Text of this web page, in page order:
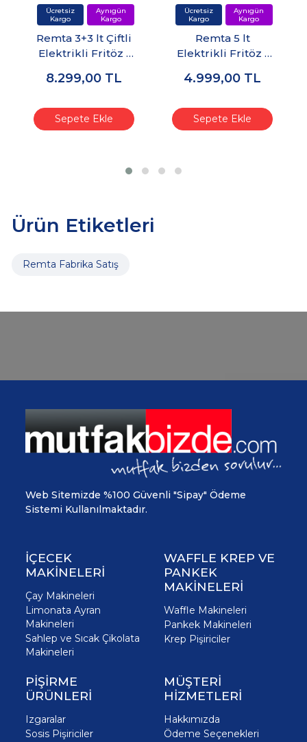
Remta 3+3 lt Çiftli
Elektrikli Fritöz -
8.299,00 TL
Sepete Ekle
Remta 5 lt
Elektrikli Fritöz -
4.999,00 TL
Sepete Ekle
Ürün Etiketleri
Remta Fabrika Satış
Web Sitemizde %100 Güvenli "Sipay" Ödeme
Sistemi Kullanılmaktadır.
İÇECEK
MAKİNELERİ
Çay Makineleri
Limonata Ayran
Makineleri
Sahlep ve Sıcak Çikolata
Makineleri
WAFFLE KREP VE
PANKEK
MAKİNELERİ
Waffle Makineleri
Pankek Makineleri
Krep Pişiriciler
PİŞİRME
ÜRÜNLERİ
Izgaralar
Sosis Pişiriciler
MÜŞTERİ
HİZMETLERİ
Hakkımızda
Ödeme Seçenekleri